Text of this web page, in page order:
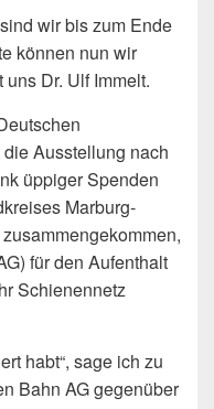
wir bis zum Ende
können nun wir
Dr. Ulf Immelt.
Ausstellung nach
üppiger Spenden
Marburg-
für den Aufenthalt
Schienennetz
habt“, sage ich zu
Bahn AG gegenüber